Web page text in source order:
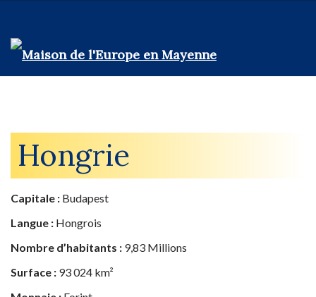
Hongrie
Capitale : Budapest
Langue : Hongrois
Nombre d’habitants : 9,83 Millions
Surface : 93 024 km²